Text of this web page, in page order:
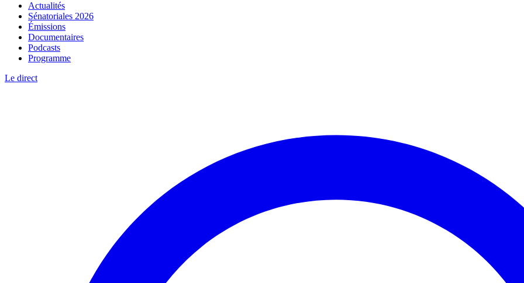
Actualités
Sénatoriales 2026
Émissions
Documentaires
Podcasts
Programme
Le direct